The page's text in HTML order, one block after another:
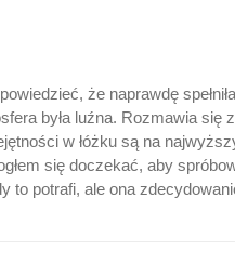
że naprawdę
była luźna. Rozmawia
w łóżku są na
się doczekać, aby
to potrafi, ale ona